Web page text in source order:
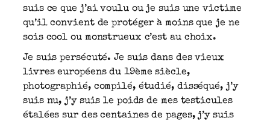
suis ce que j’ai voulu ou je suis une victime
qu’il convient de protéger à moins que je ne
sois cool ou monstrueux c’est au choix.
Je suis persécuté. Je suis dans des vieux
livres européens du 19ème siècle,
photographié, compilé, étudié, disséqué, j’y
suis nu, j’y suis le poids de mes testicules
étalées sur des centaines de pages, j’y suis